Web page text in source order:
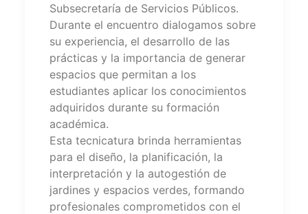
Subsecretaría de Servicios Públicos.
Durante el encuentro dialogamos sobre
su experiencia, el desarrollo de las
prácticas y la importancia de generar
espacios que permitan a los
estudiantes aplicar los conocimientos
adquiridos durante su formación
académica.
Esta tecnicatura brinda herramientas
para el diseño, la planificación, la
interpretación y la autogestión de
jardines y espacios verdes, formando
profesionales comprometidos con el